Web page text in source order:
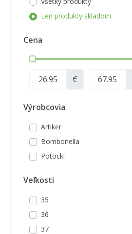
Len produkty skladom
Cena
€
Výrobcovia
Artiker
Bombonella
Potocki
Veľkosti
35
36
37